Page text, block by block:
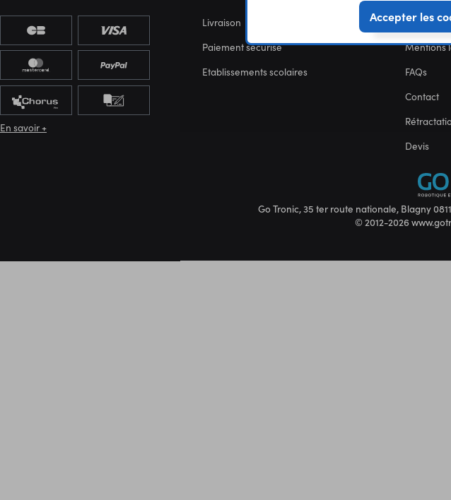
Livraison
Paiement sécurisé
Etablissements scolaires
Carte des
Mentions
FAQs
Contact
Devis
En savoir +
Go Tronic, 35 ter route nationale, Blagny
© 2012-2026
Accepter les